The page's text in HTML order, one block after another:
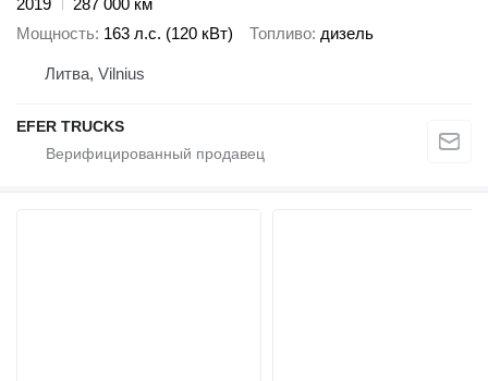
2019
287 000 км
Мощность 163 л.с. (120 кВт) Топливо дизель
Литва, Vilnius
EFER TRUCKS